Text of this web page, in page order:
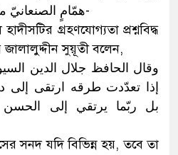
همّامٍ الصنعانيّ ما لعلّه يبلغ نصف مسنده-
গ্রহণযোগ্যতা প্রশ্নবিদ্ধ
সুয়ূতী বলেন,
وقال الحافظ جلال الدين
إذا تعدّدت طرقه ارتقى إلى‏
بل ربّما يرتقي إلى الحسن
সনদ যদি বিভিন্ন হয়, তবে তা